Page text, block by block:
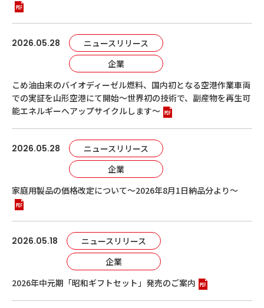
2026.05.28
ニュースリリース
企業
こめ油由来のバイオディーゼル燃料、国内初となる空港作業車両
での実証を山形空港にて開始～世界初の技術で、副産物を再生可
能エネルギーへアップサイクルします～
2026.05.28
ニュースリリース
企業
家庭用製品の価格改定について～2026年8月1日納品分より～
2026.05.18
ニュースリリース
企業
2026年中元期「昭和ギフトセット」発売のご案内